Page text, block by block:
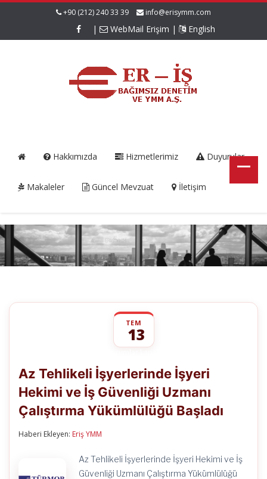
+90 (212) 240 33 39 info@erisymm.com
| WebMail Erişim | English
Hakkımızda Hizmetlerimiz Duyurular
Makaleler Güncel Mevzuat İletişim
TEM
13
İşyerlerinde
İşyeri
Hekimi
İş
Yükümlülüğü
Başladı
için
Az Tehlikeli İşyerlerinde İşyeri
Hekimi ve İş Güvenliği Uzmanı
Çalıştırma Yükümlülüğü Başladı
Haberi Ekleyen: Eriş YMM
Az Tehlikeli İşyerlerinde İşyeri Hekimi ve İş
Güvenliği Uzmanı Çalıştırma Yükümlülüğü